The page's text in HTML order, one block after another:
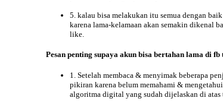
5. kalau bisa melakukan itu semua dengan
karena lama-kelamaan akan semakin dikenal
like.
Pesanpenting supaya akun bisa bertahan lama di fb
1. Setelah membaca & menyimak beberapa
pikiran karena belum memahami &
algoritma digital yang sudah dijelaskan di atas